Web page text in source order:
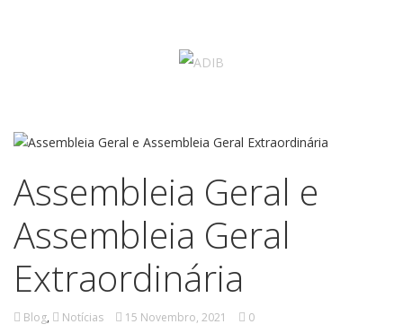
Assembleia Geral e
Assembleia Geral
Extraordinária
Blog, Notícias 15 Novembro, 2021 0